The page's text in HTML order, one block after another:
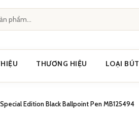
THƯƠNG HIỆU LOẠI BÚT
Edition Black Ballpoint Pen MB125494